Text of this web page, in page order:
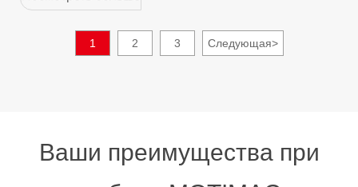
1 2 3 Следующая>
Ваши преимущества при